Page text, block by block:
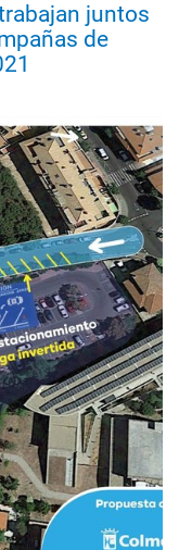
juntos
de